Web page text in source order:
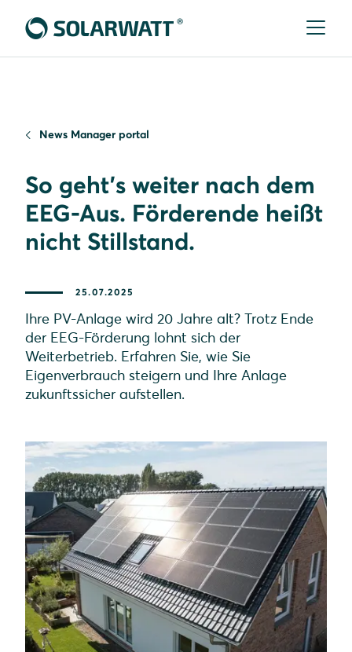
News Manager portal
So geht’s weiter nach dem
EEG-Aus. Förderende heißt
nicht Stillstand.
25.07.2025
Ihre PV-Anlage wird 20 Jahre alt? Trotz Ende
der EEG-Förderung lohnt sich der
Weiterbetrieb. Erfahren Sie, wie Sie
Eigenverbrauch steigern und Ihre Anlage
zukunftssicher aufstellen.